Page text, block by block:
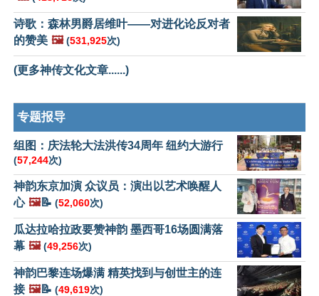
诗歌：森林男爵居维叶——对进化论反对者
的赞美 🖼️ (531,925次)
(更多神传文化文章......)
专题报导
组图：庆法轮大法洪传34周年 纽约大游行
(57,244次)
神韵东京加演 众议员：演出以艺术唤醒人
心 🖼️📝 (52,060次)
瓜达拉哈拉政要赞神韵 墨西哥16场圆满落
幕 🖼️ (49,256次)
神韵巴黎连场爆满 精英找到与创世主的连
接 🖼️📝 (49,619次)